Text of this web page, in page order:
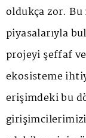
oldukça zor.
piyasalarıyla
projeyi şeffaf
ekosisteme
erişimdeki bu